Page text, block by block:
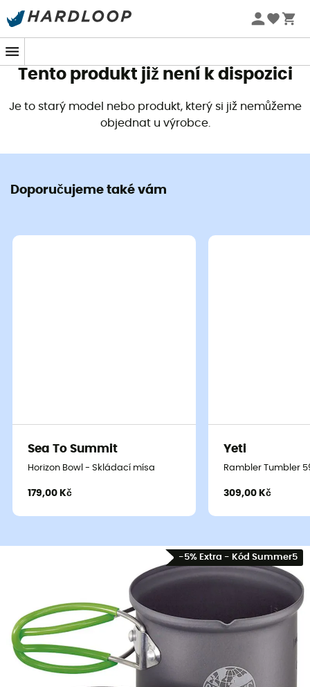
Letní akce 🔥 -5 % EXTRA při nákupu 2 produktů* s kódem
Tento produkt již není k dispozici
Je to starý model nebo produkt, který si již nemůžeme
objednat u výrobce.
Doporučujeme také vám
Sea To Summit
Horizon Bowl - Skládací mísa
179,00 Kč
Yeti
Rambler Tumbler
309,00 Kč
-5% Extra - Kód Summer5